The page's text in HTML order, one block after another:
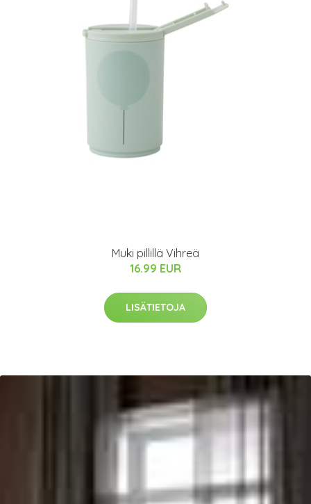
Muki pillillä Vihreä
16.99 EUR
LISÄTIETOJA